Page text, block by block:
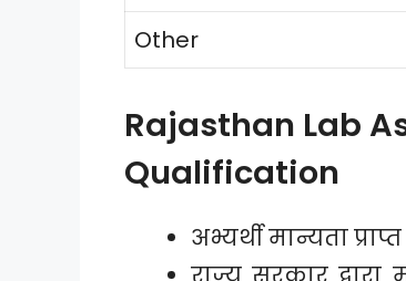
Other
Rajasthan Lab
Qualification
अभ्यर्थी मान्यता